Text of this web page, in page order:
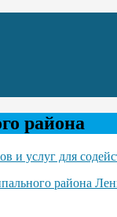
района
услуг для
района